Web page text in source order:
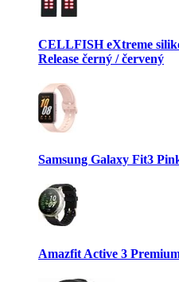
CELLFISH eXtreme
Release černý / červený
Samsung Galaxy Fit3
Amazfit Active 3